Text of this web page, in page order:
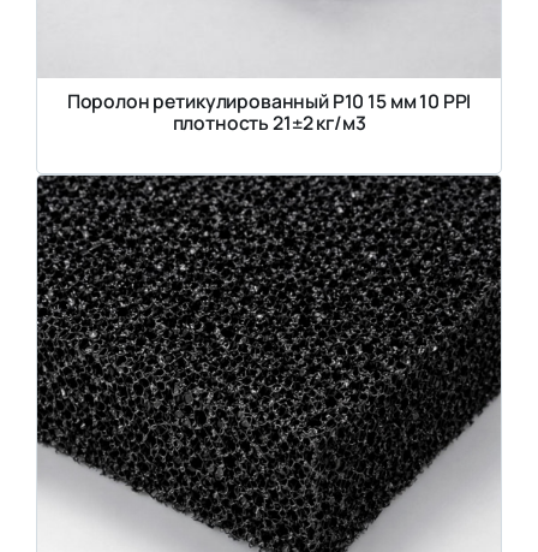
Поролон ретикулированный P10 15 мм 10 PPI
плотность 21±2 кг/м3